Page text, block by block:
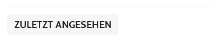
ZULETZT ANGESEHEN